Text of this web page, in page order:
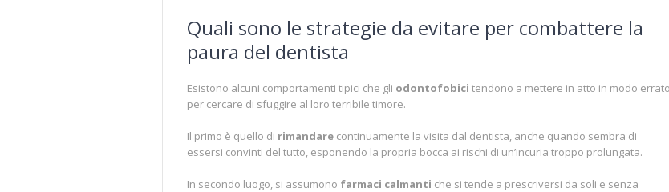
Quali sono le strategie da evitare per combattere la
paura del dentista
Esistono alcuni comportamenti tipici che gli odontofobici tendono a mettere in atto in modo errato
per cercare di sfuggire al loro terribile timore.
Il primo è quello di rimandare continuamente la visita dal dentista, anche quando sembra di
essersi convinti del tutto, esponendo la propria bocca ai rischi di un’incuria troppo prolungata.
In secondo luogo, si assumono farmaci calmanti che si tende a prescriversi da soli e senza